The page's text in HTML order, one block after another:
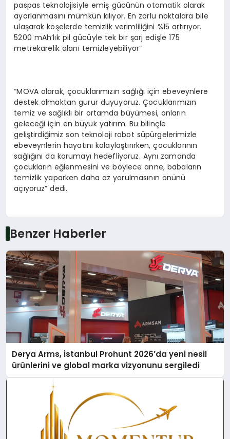
paspas teknolojisiyle emiş gücünün otomatik olarak
ayarlanmasını mümkün kılıyor. En zorlu noktalara bile
ulaşarak köşelerde temizlik verimliliğini %15 artırıyor.
5200 mAh’lık pil gücüyle tek bir şarj edişle 175
metrekarelik alanı temizleyebiliyor”
“MOVA olarak, çocuklarımızın sağlığı için ebeveynlere
destek olmaktan gurur duyuyoruz. Çocuklarımızın
temiz ve sağlıklı bir ortamda büyümesi, onların
geleceği için en büyük yatırım. Bu bilinçle
geliştirdiğimiz son teknoloji robot süpürgelerimizle
ebeveynlerin hayatını kolaylaştırırken, çocuklarının
sağlığını da korumayı hedefliyoruz. Aynı zamanda
çocukların eğlenmesini ve böylece anne, babaların
temizlik yaparken daha az yorulmasının önünü
açıyoruz” dedi.
Benzer Haberler
Derya Arms, İstanbul Prohunt 2026’da yeni nesil
ürünlerini ve global marka vizyonunu sergiledi